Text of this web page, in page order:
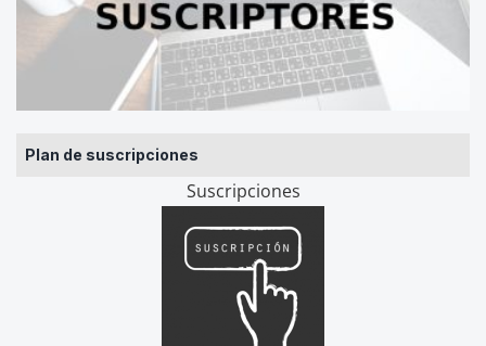
Plan de suscripciones
Suscripciones